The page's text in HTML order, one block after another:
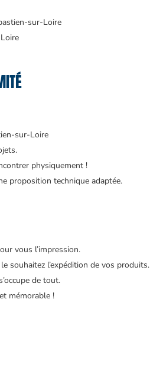
sur-Loire
sur-Loire
physiquement !
proposition technique adaptée.
vous l’impression.
souhaitez l’expédition de vos produits.
de tout.
mémorable !